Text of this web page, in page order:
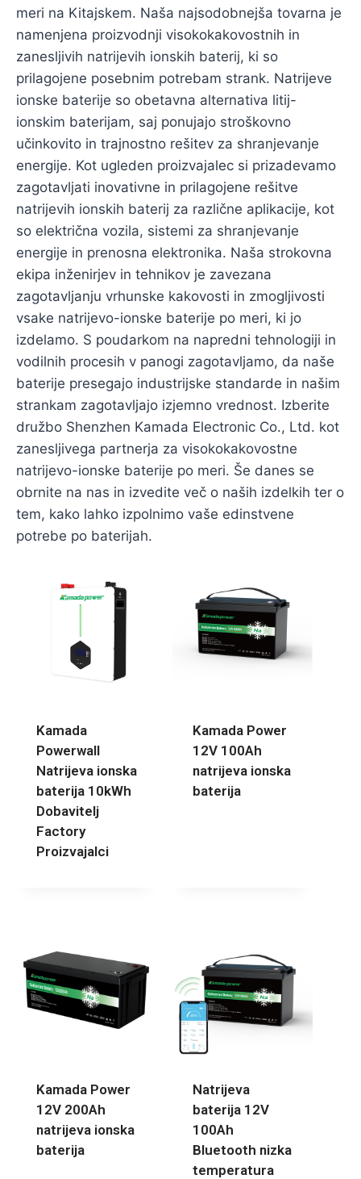
meri na Kitajskem. Naša najsodobnejša tovarna je
namenjena proizvodnji visokokakovostnih in
zanesljivih natrijevih ionskih baterij, ki so
prilagojene posebnim potrebam strank. Natrijeve
ionske baterije so obetavna alternativa litij-
ionskim baterijam, saj ponujajo stroškovno
učinkovito in trajnostno rešitev za shranjevanje
energije. Kot ugleden proizvajalec si prizadevamo
zagotavljati inovativne in prilagojene rešitve
natrijevih ionskih baterij za različne aplikacije, kot
so električna vozila, sistemi za shranjevanje
energije in prenosna elektronika. Naša strokovna
ekipa inženirjev in tehnikov je zavezana
zagotavljanju vrhunske kakovosti in zmogljivosti
vsake natrijevo-ionske baterije po meri, ki jo
izdelamo. S poudarkom na napredni tehnologiji in
vodilnih procesih v panogi zagotavljamo, da naše
baterije presegajo industrijske standarde in našim
strankam zagotavljajo izjemno vrednost. Izberite
družbo Shenzhen Kamada Electronic Co., Ltd. kot
zanesljivega partnerja za visokokakovostne
natrijevo-ionske baterije po meri. Še danes se
obrnite na nas in izvedite več o naših izdelkih ter o
tem, kako lahko izpolnimo vaše edinstvene
potrebe po baterijah.
Kamada
Powerwall
Natrijeva ionska
baterija 10kWh
Dobavitelj
Factory
Proizvajalci
Kamada Power
12V 100Ah
natrijeva ionska
baterija
Kamada Power
12V 200Ah
natrijeva ionska
baterija
Natrijeva
baterija 12V
100Ah
Bluetooth nizka
temperatura